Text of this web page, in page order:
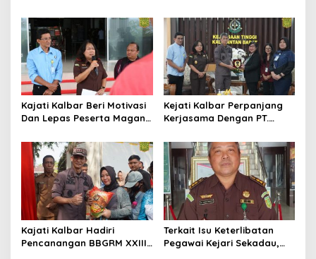
Bau Menyengat
Investree Nyaris Hilang
dari Pemberitaan?
Kajati Kalbar Beri Motivasi
Dan Lepas Peserta Magang
Kejati Kalbar Perpanjang
Kerjasama Dengan PT.
Kajati Kalbar Hadiri
Pencanangan BBGRM XXIII,
Terkait Isu Keterlibatan
Pegawai Kejari Sekadau,